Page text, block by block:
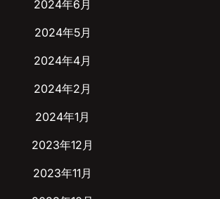
2024年6月
2024年5月
2024年4月
2024年2月
2024年1月
2023年12月
2023年11月